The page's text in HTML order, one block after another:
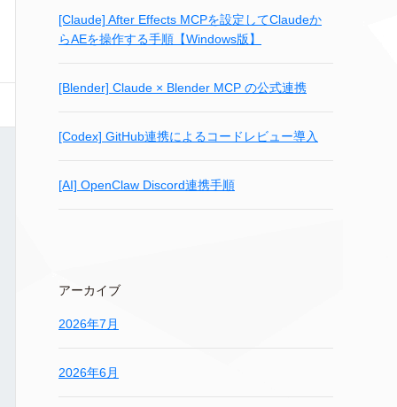
[Claude] After Effects MCPを設定してClaudeか
らAEを操作する手順【Windows版】
[Blender] Claude × Blender MCP の公式連携
[Codex] GitHub連携によるコードレビュー導入
[AI] OpenClaw Discord連携手順
アーカイブ
2026年7月
2026年6月